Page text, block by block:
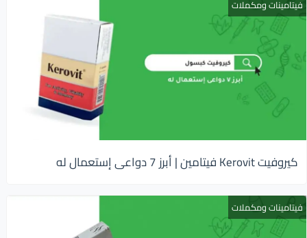
فيتامينات ومكملات
كيروفيت Kerovit فيتامين | أبرز 7 دواعى إستعمال له
فيتامينات ومكملات